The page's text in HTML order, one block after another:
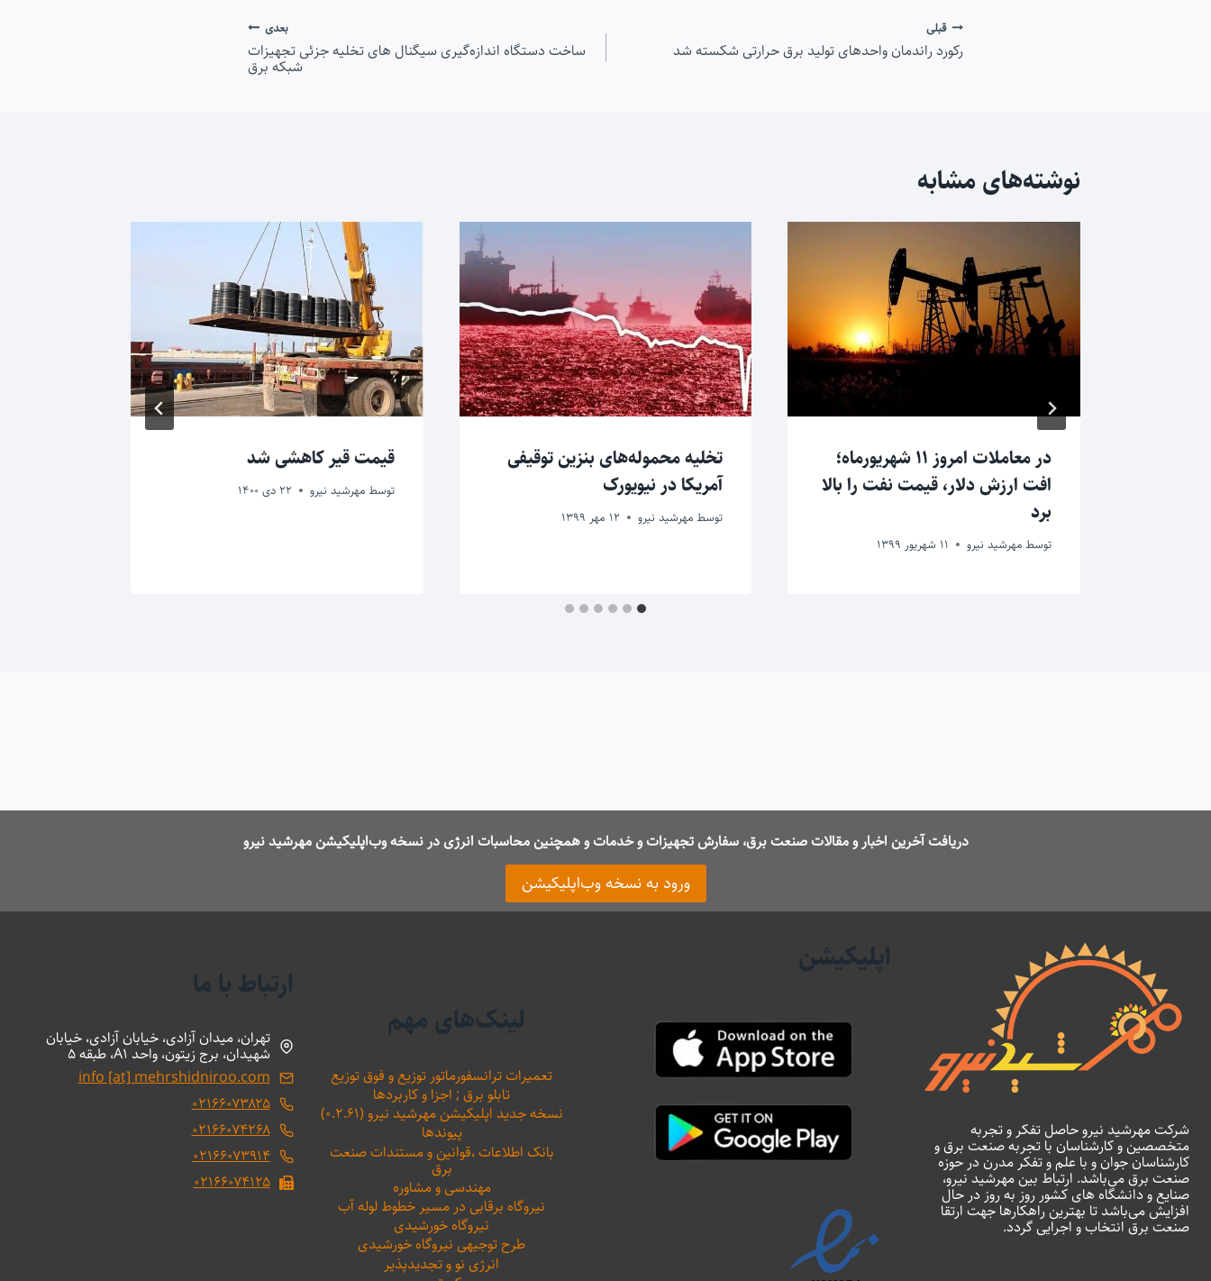
راهبری
قبلی
رکورد راندمان واحدهای تولید برق حرارتی شکسته شد
بعدی
ساخت دستگاه اندازه‌گیری سیگنال های تخلیه جزئی تجهیزات
شبکه برق
نوشته‌های مشابه
در معاملات امروز ۱۱ شهریورماه؛
افت ارزش دلار، قیمت نفت را بالا
برد
توسط مهرشید نیرو 11 شهریور 1399
تخلیه محموله‌های بنزین توقیفی
آمریکا در نیویورک
توسط مهرشید نیرو 12 مهر 1399
قیمت قیر کاهشی شد
توسط مهرشید نیرو 22 دی 1400
دریافت آخرین اخبار و مقالات صنعت برق، سفارش تجهیزات و خدمات و همچنین محاسبات انرژی در نسخه وب‌اپلیکیشن مهرشید نیرو
ورود به نسخه وب‌اپلیکیشن
شرکت مهرشید نیرو حاصل تفکر و تجربه
متخصصین و کارشناسان با تجربه صنعت برق و
کارشناسان جوان و با علم و تفکر مدرن در حوزه
صنعت برق می‌باشد. ارتباط بین مهرشید نیرو،
صنایع و دانشگاه های کشور روز به روز در حال
افزایش می‌باشد تا بهترین راهکارها جهت ارتقا
صنعت برق انتخاب و اجرایی گردد.
اپلیکیشن
لینک‌های مهم
تعمیرات ترانسفورماتور توزیع و فوق توزیع
تابلو برق ; اجزا و کاربردها
نسخه جدید اپلیکیشن مهرشید نیرو (۰.۲.۶۱)
پیوندها
بانک اطلاعات ،‌قوانین و مستندات صنعت
برق
مهندسی و مشاوره
نیروگاه برقابی در مسیر خطوط لوله آب
نیروگاه خورشیدی
طرح توجیهی نیروگاه خورشیدی
انرژی نو و تجدیدپذیر
ارتباط با ما
تهران، میدان آزادی، خیابان آزادی، خیابان
شهیدان، برج زیتون، واحد A1، طبقه 5
info [at] mehrshidniroo.com
۰۲۱۶۶۰۷۳۸۲۵
۰۲۱۶۶۰۷۴۲۶۸
۰۲۱۶۶۰۷۳۹۱۴
۰۲۱۶۶۰۷۴۱۲۵